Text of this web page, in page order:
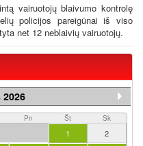
vairuotojų blaivumo kontrolę
policijos pareigūnai iš viso
net 12 neblaivių vairuotojų.
Pn Št Sk
1
2